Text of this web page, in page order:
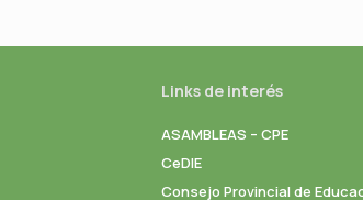
Links de interés
ASAMBLEAS – CPE
CeDIE
Consejo Provincial de